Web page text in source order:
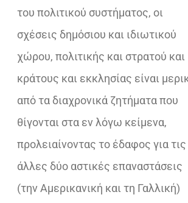
του πολιτικού συστήματος, οι
σχέσεις δημόσιου και ιδιωτικού
χώρου, πολιτικής και στρατού και
κράτους και εκκλησίας είναι
από τα διαχρονικά ζητήματα που
θίγονται στα εν λόγω κείμενα,
προλειαίνοντας το έδαφος για τις
άλλες δύο αστικές επαναστάσεις
(την Αμερικανική και τη Γαλλική)